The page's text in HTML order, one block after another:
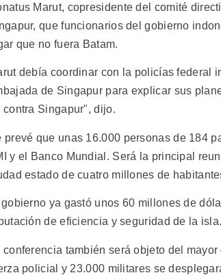
Marut, copresidente del comité
que funcionarios del gobierno
que no fuera Batam.
debía coordinar con la policías federal
de Singapur para explicar sus
contra Singapur", dijo.
prevé que unas 16.000 personas de 184
y el Banco Mundial. Será la principal
estado de cuatro millones de
gobierno ya gastó unos 60 millones de
de eficiencia y seguridad de la isla.
conferencia también será objeto del
policial y 23.000 militares se